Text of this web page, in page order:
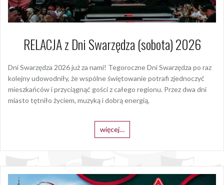
RELACJA z Dni Swarzędza (sobota) 2026
Dni Swarzędza 2026 już za nami! Tegoroczne Dni Swarzędza po raz
kolejny udowodniły, że wspólne świętowanie potrafi zjednoczyć
mieszkańców i przyciągnąć gości z całego regionu. Przez dwa dni
miasto tętniło życiem, muzyką i dobrą energią,
więcej…